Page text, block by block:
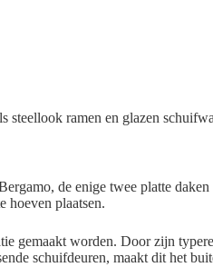
steellook ramen en glazen
de enige twee platte
hoeven plaatsen.
gemaakt worden. Door zijn
schuifdeuren, maakt dit het